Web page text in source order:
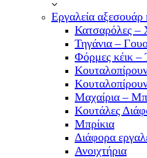
Εργαλεία αξεσουάρ
Κατσαρόλες –
Τηγάνια –
Φόρμες κέικ –
Μαχαίρια –
Κουτάλες
Μπρίκια
Διάφορα
Ανοιχτήρια